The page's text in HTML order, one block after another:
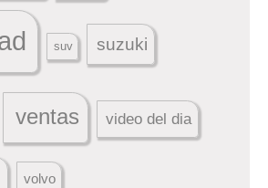
suv suzuki
ventas video del dia
volvo